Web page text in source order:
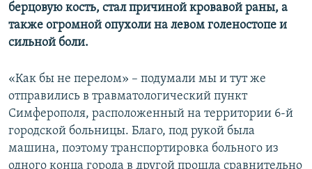
берцовую кость, стал причиной кровавой раны, а
также огромной опухоли на левом голеностопе и
сильной боли.
«Как бы не перелом» – подумали мы и тут же
отправились в травматологический пункт
Симферополя, расположенный на территории 6-й
городской больницы. Благо, под рукой была
машина, поэтому транспортировка больного из
одного конца города в другой прошла сравнительно